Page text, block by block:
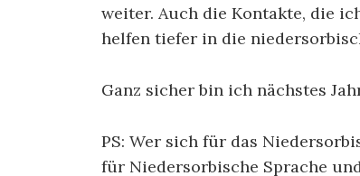
weiter. Auch die Kontakte, die
helfen tiefer in die
Ganz sicher bin ich nächstes
PS: Wer sich für das
für Niedersorbische Sprache